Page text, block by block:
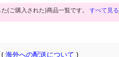
(ご購入された)商品一覧です。 すべて見る
海外への配送について )